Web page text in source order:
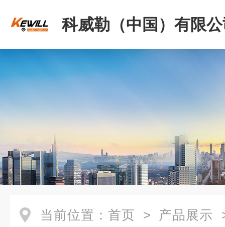
科威勒（中国）有限
当前位置： 首页 > 产品展示